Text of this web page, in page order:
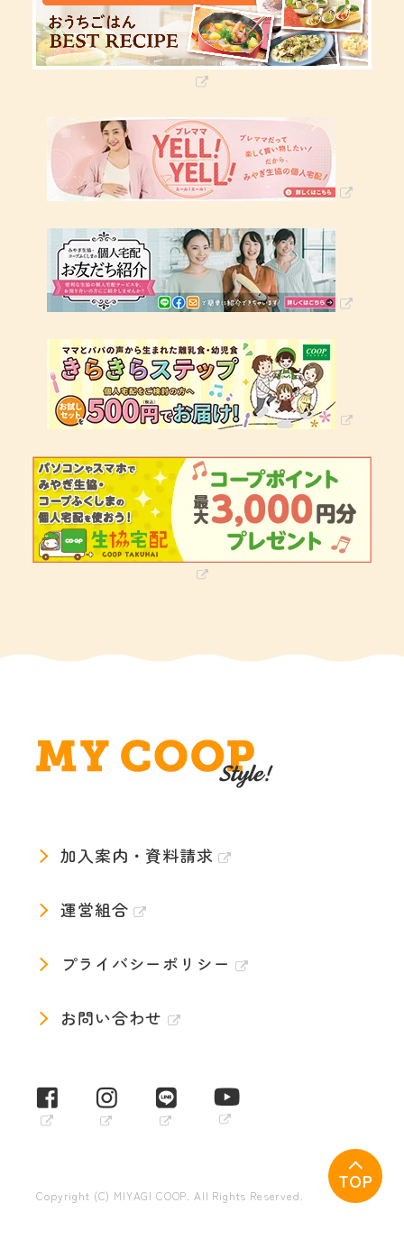
TOP
加入案内・資料請求
運営組合
プライバシーポリシー
お問い合わせ
Copyright (C) MIYAGI COOP. All Rights Reserved.